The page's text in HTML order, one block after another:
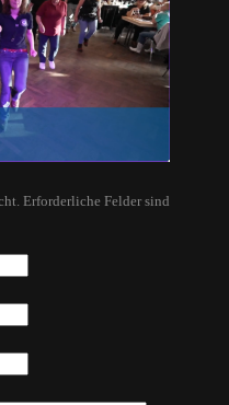
Erforderliche Felder sind